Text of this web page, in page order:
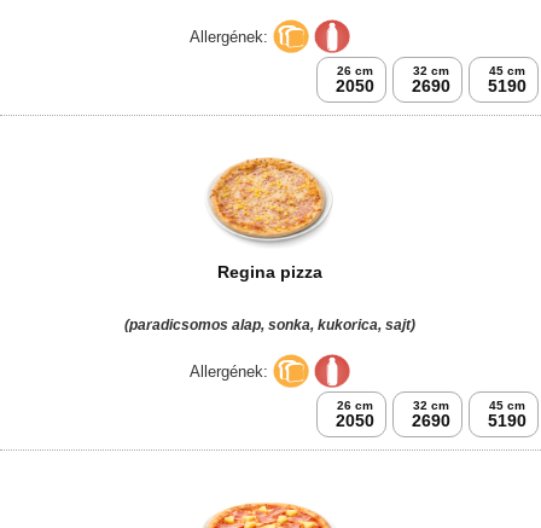
Allergének:
26 cm
2050
32 cm
2690
45 cm
5190
Regina pizza
(paradicsomos alap, sonka, kukorica, sajt)
Allergének:
26 cm
2050
32 cm
2690
45 cm
5190